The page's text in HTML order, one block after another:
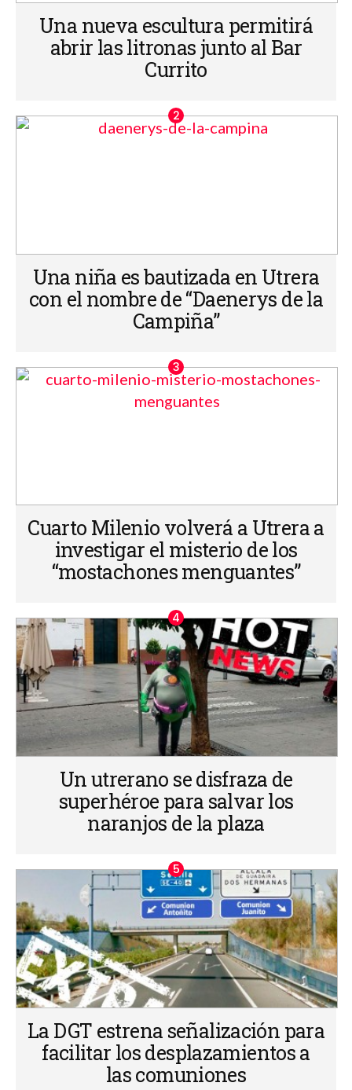
Una nueva escultura permitirá
abrir las litronas junto al Bar
Currito
Una niña es bautizada en Utrera
con el nombre de “Daenerys de la
Campiña”
Cuarto Milenio volverá a Utrera a
investigar el misterio de los
“mostachones menguantes”
Un utrerano se disfraza de
superhéroe para salvar los
naranjos de la plaza
La DGT estrena señalización para
facilitar los desplazamientos a
las comuniones